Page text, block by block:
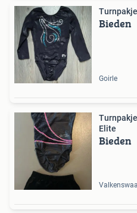
Bieden
Goirle
Elite
Bieden